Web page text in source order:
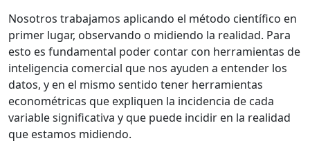
Nosotros trabajamos aplicando el método científico en
primer lugar, observando o midiendo la realidad. Para
esto es fundamental poder contar con herramientas de
inteligencia comercial que nos ayuden a entender los
datos, y en el mismo sentido tener herramientas
econométricas que expliquen la incidencia de cada
variable significativa y que puede incidir en la realidad
que estamos midiendo.